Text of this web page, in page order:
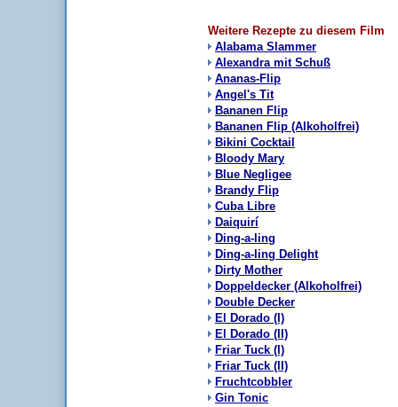
Weitere Rezepte zu diesem Film
Alabama Slammer
Alexandra mit Schuß
Ananas-Flip
Angel's Tit
Bananen Flip
Bananen Flip (Alkoholfrei)
Bikini Cocktail
Bloody Mary
Blue Negligee
Brandy Flip
Cuba Libre
Daiquirí
Ding-a-ling
Ding-a-ling Delight
Dirty Mother
Doppeldecker (Alkoholfrei)
Double Decker
El Dorado (I)
El Dorado (II)
Friar Tuck (I)
Friar Tuck (II)
Fruchtcobbler
Gin Tonic